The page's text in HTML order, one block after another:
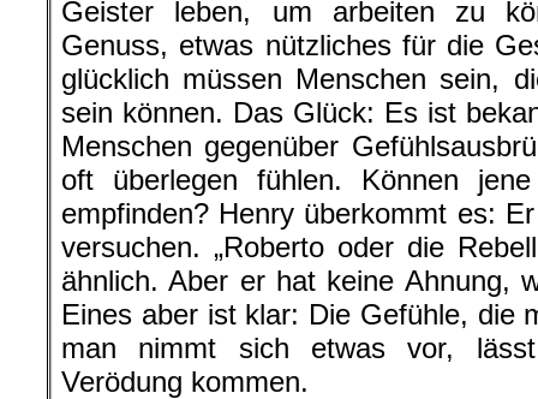
Geister leben, um arbeiten zu
Genuss, etwas nützliches für die
glücklich müssen Menschen sein,
sein können. Das Glück: Es ist
Menschen gegenüber
oft überlegen fühlen. Können
empfinden? Henry überkommt es:
versuchen. „Roberto oder die
ähnlich. Aber er hat keine Ahnung,
Eines aber ist klar: Die Gefühle, die
man nimmt sich etwas vor,
Verödung kommen.